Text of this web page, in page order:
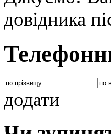
довідника
додати